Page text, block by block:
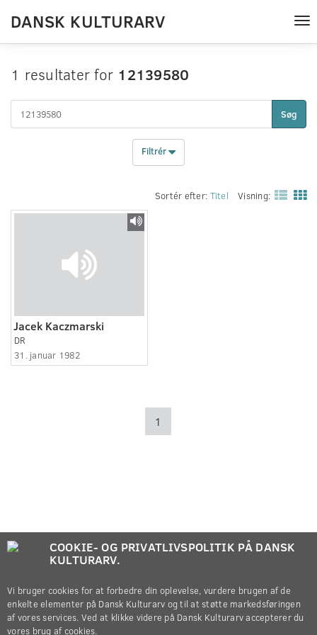
DANSK KULTURARV
1 resultater for 12139580
Søg
Filtrér
Sortér efter: Titel Visning:
Jacek Kaczmarski
DR
31. januar 1982
1
COOKIE- OG PRIVATLIVSPOLITIK PÅ DANSK
KULTURARV.
Vi bruger cookies for at forbedre din oplevelse, vurdere brugen af de
enkelte elementer på Dansk Kulturarv og til at støtte markedsføringen
af vores services. Ved at klikke videre på Dansk Kulturarv accepterer du
vores brug af cookies.